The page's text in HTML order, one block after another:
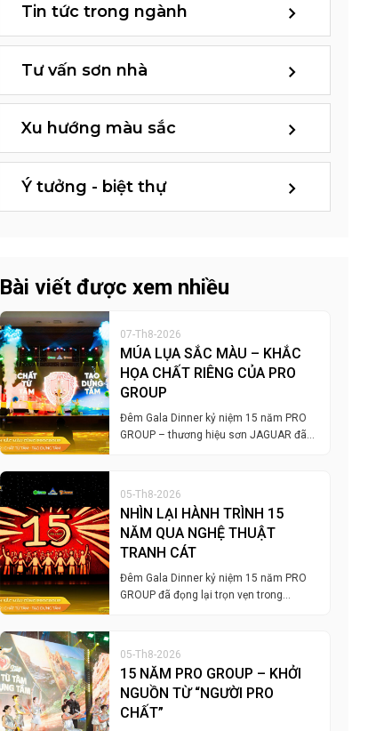
Tin tức trong ngành
Tư vấn sơn nhà
Xu hướng màu sắc
Ý tưởng - biệt thự
Bài viết được xem nhiều
07-Th8-2026
MÚA LỤA SẮC MÀU – KHẮC
HỌA CHẤT RIÊNG CỦA PRO
GROUP
Đêm Gala Dinner kỷ niệm 15 năm PRO
GROUP – thương hiệu sơn JAGUAR đã…
05-Th8-2026
NHÌN LẠI HÀNH TRÌNH 15
NĂM QUA NGHỆ THUẬT
TRANH CÁT
Đêm Gala Dinner kỷ niệm 15 năm PRO
GROUP đã đọng lại trọn vẹn trong…
05-Th8-2026
15 NĂM PRO GROUP – KHỞI
NGUỒN TỪ “NGƯỜI PRO
CHẤT”